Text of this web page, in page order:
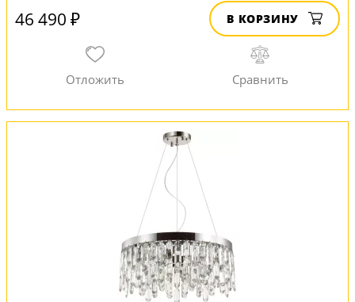
46 490 ₽ В КОРЗИНУ